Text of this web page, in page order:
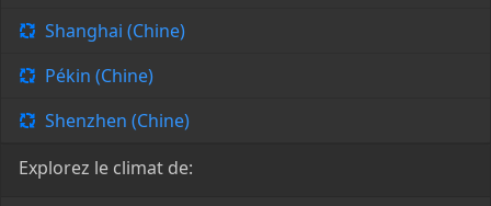
Shanghai (Chine)
Pékin (Chine)
Shenzhen (Chine)
Explorez le climat de: